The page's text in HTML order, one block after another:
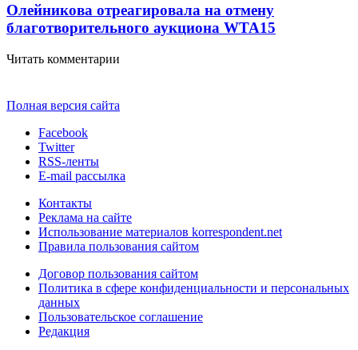
Олейникова отреагировала на отмену
благотворительного аукциона WTA15
Читать комментарии
Полная версия сайта
Facebook
Twitter
RSS-ленты
E-mail рассылка
Контакты
Реклама на сайте
Использование материалов korrespondent.net
Правила пользования сайтом
Договор пользования сайтом
Политика в сфере конфиденциальности и персональных
данных
Пользовательское соглашение
Редакция